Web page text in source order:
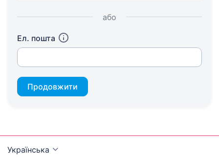
або
Ел. пошта
Продовжити
Українська